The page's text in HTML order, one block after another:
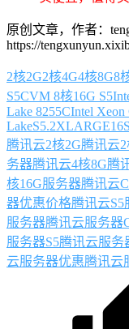
原创文章，作者：
https://
2核2G2核4G4核8G8
S5CVM 8核16G S5
Lake 8255CIntel Xeon
LakeS5.2XLARGE16
腾讯云2核2G腾讯云
务器腾讯云4核8G腾
核16G服务器腾讯云
器优惠价格腾讯云S5
服务器腾讯云服务器
服务器S5腾讯云服务
云服务器优惠腾讯云